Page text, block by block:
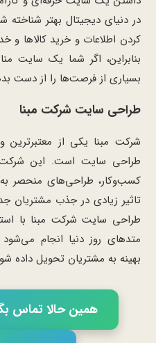
در دنیای دیجیتال بهتر شناخته
کردن اطلاعات و خرید کالاها و
بنابراین، اگر شما یک سایت
بسیاری از فرصت‌ها را از دست
طراحی سایت شرکت مبنا
شرکت مبنا یکی از معتبرترین
طراحی سایت است. این
کسب‌وکار، طراحی‌های منحصر
تاثیر زیادی در جذب مشتریان
طراحی سایت شرکت مبنا با
متدهای روز دنیا انجام
بهینه به مشتریان تحویل داده
همین حالا تماس بگیرید: